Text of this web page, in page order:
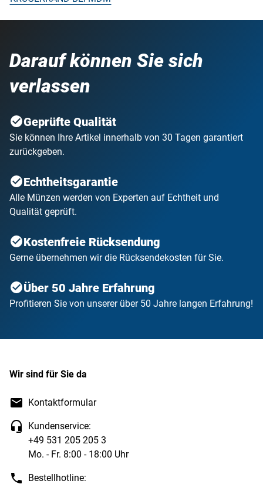
Darauf können Sie sich
verlassen
Geprüfte Qualität
Sie können Ihre Artikel innerhalb von 30 Tagen garantiert
zurückgeben.
Echtheitsgarantie
Alle Münzen werden von Experten auf Echtheit und
Qualität geprüft.
Kostenfreie Rücksendung
Gerne übernehmen wir die Rücksendekosten für Sie.
Über 50 Jahre Erfahrung
Profitieren Sie von unserer über 50 Jahre langen Erfahrung!
Wir sind für Sie da
Kontaktformular
Kundenservice:
+49 531 205 205 3
Mo. - Fr. 8:00 - 18:00 Uhr
Bestellhotline: